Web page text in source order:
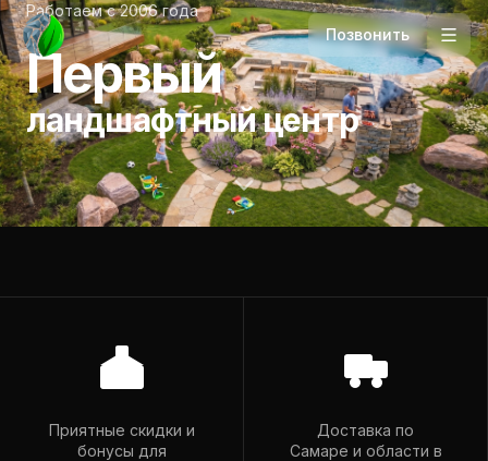
Позвонить
+7 927 265-94-98
Работаем с 2006 года
Первый
ландшафтный центр
Приятные скидки и
бонусы для
Доставка по
Самаре и области в